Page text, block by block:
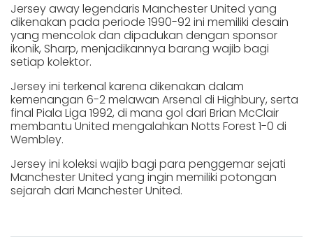
Jersey away legendaris Manchester United yang
dikenakan pada periode 1990-92 ini memiliki desain
yang mencolok dan dipadukan dengan sponsor
ikonik, Sharp, menjadikannya barang wajib bagi
setiap kolektor.
Jersey ini terkenal karena dikenakan dalam
kemenangan 6-2 melawan Arsenal di Highbury, serta
final Piala Liga 1992, di mana gol dari Brian McClair
membantu United mengalahkan Notts Forest 1-0 di
Wembley.
Jersey ini koleksi wajib bagi para penggemar sejati
Manchester United yang ingin memiliki potongan
sejarah dari Manchester United.